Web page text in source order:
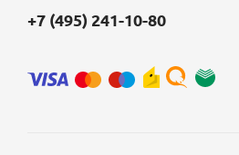
+7 (495) 241-10-80